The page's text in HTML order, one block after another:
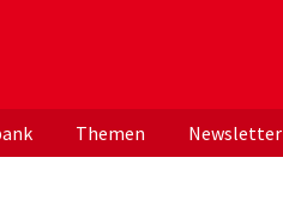
ApothekerInnen
Themen Newsletter